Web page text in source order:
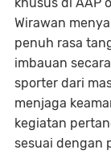
Wirawan
penuh rasa
imbauan
sporter dari
menjaga
kegiatan
sesuai dengan